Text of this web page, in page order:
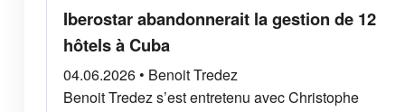
Iberostar abandonnerait la gestion de 12
hôtels à Cuba
04.06.2026 • Benoit Tredez
Benoit Tredez s’est entretenu avec Christophe